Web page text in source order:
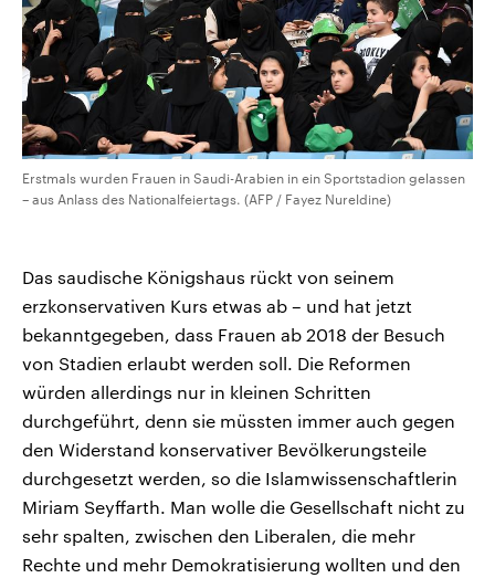
Erstmals wurden Frauen in Saudi-Arabien in ein Sportstadion gelassen
– aus Anlass des Nationalfeiertags. (AFP / Fayez Nureldine)
Das saudische Königshaus rückt von seinem
erzkonservativen Kurs etwas ab – und hat jetzt
bekanntgegeben, dass Frauen ab 2018 der Besuch
von Stadien erlaubt werden soll. Die Reformen
würden allerdings nur in kleinen Schritten
durchgeführt, denn sie müssten immer auch gegen
den Widerstand konservativer Bevölkerungsteile
durchgesetzt werden, so die Islamwissenschaftlerin
Miriam Seyffarth. Man wolle die Gesellschaft nicht zu
sehr spalten, zwischen den Liberalen, die mehr
Rechte und mehr Demokratisierung wollten und den